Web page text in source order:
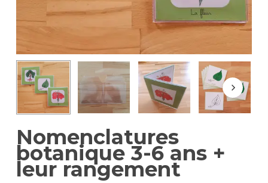
Nomenclatures
botanique 3-6 ans +
leur rangement